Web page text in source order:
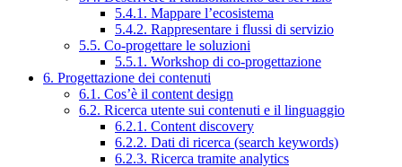
5.4.1. Mappare l’ecosistema
5.4.2. Rappresentare i flussi di servizio
5.5. Co-progettare le soluzioni
5.5.1. Workshop di co-progettazione
6. Progettazione dei contenuti
6.1. Cos’è il content design
6.2. Ricerca utente sui contenuti e il linguaggio
6.2.1. Content discovery
6.2.2. Dati di ricerca (search keywords)
6.2.3. Ricerca tramite analytics